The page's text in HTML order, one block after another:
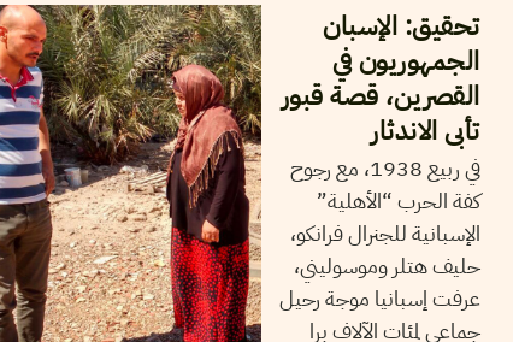
تحقيق: الإسبان
الجمهوريون في
القصرين، قصة قبور
تأبى الاندثار
في ربيع 1938، مع رجوح
كفة الحرب “الأهلية”
الإسبانية للجنرال فرانكو،
حليف هتلر وموسوليني،
عرفت إسبانيا موجة رحيل
جماعي لمئات الآلاف برا